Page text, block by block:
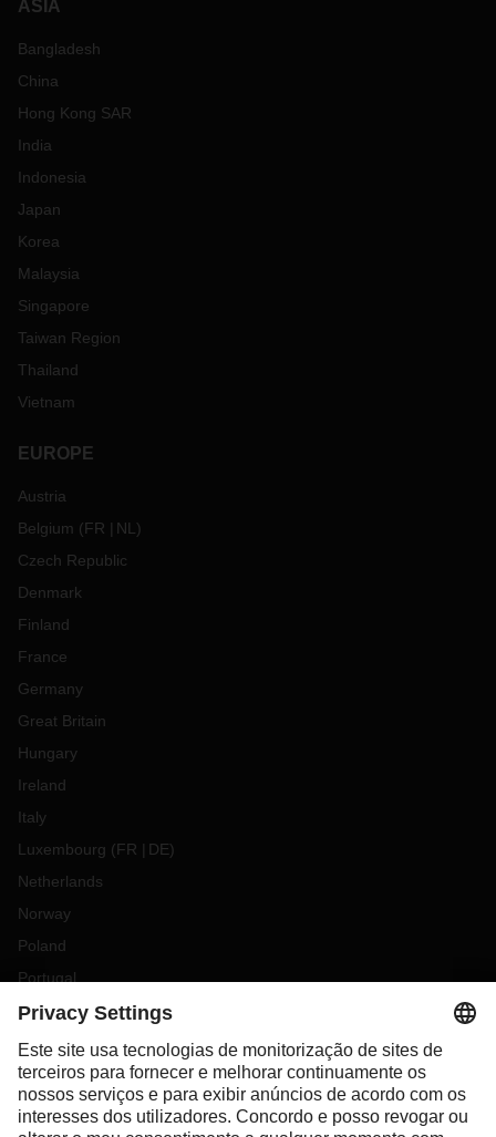
ASIA
Bangladesh
China
Hong Kong SAR
India
Indonesia
Japan
Korea
Malaysia
Singapore
Taiwan Region
Thailand
Vietnam
EUROPE
Austria
Belgium (FR NL )
Czech Republic
Denmark
Finland
France
Germany
Great Britain
Hungary
Ireland
Italy
Luxembourg (FR DE)
Netherlands
Norway
Poland
Portugal
Romania
Slovakia
Spain
Sweden